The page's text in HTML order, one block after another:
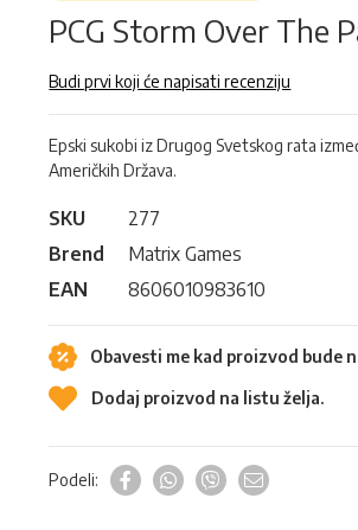
PCG Storm Over The
Budi prvi koji će napisati recenziju
Epski sukobi iz Drugog Svetskog rata
Američkih Država.
SKU
277
Brend
Matrix Games
EAN
8606010983610
Obavesti me kad proizvod bude
Dodaj proizvod na listu želja.
Podeli: